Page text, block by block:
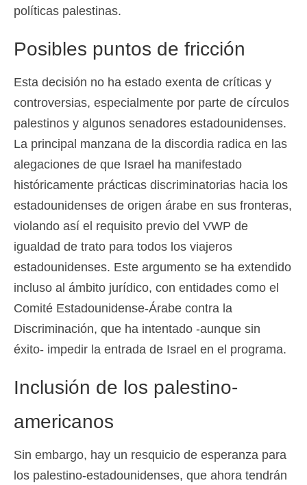
日本語 Japonés
한국어 (Coreano)
Norsk bokmål(Bokmål)
Polski
Português (Portugués, Portugal)
Slovenčina(Eslavo)
Slovenščina
Svenska(Sueco)
políticas palestinas.
Posibles puntos de fricción
Esta decisión no ha estado exenta de críticas y
controversias, especialmente por parte de círculos
palestinos y algunos senadores estadounidenses.
La principal manzana de la discordia radica en las
alegaciones de que Israel ha manifestado
históricamente prácticas discriminatorias hacia los
estadounidenses de origen árabe en sus fronteras,
violando así el requisito previo del VWP de
igualdad de trato para todos los viajeros
estadounidenses. Este argumento se ha extendido
incluso al ámbito jurídico, con entidades como el
Comité Estadounidense-Árabe contra la
Discriminación, que ha intentado -aunque sin
éxito- impedir la entrada de Israel en el programa.
Inclusión de los palestino-
americanos
Sin embargo, hay un resquicio de esperanza para
los palestino-estadounidenses, que ahora tendrán